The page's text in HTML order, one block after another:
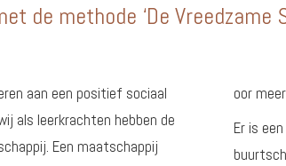
de methode ‘De Vreedzame
aan een positief sociaal
als leerkrachten hebben de
Een maatschappij
oor
Er is